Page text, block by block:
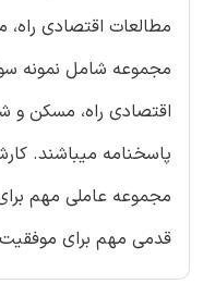
مطالعات اقتصادی
مجموعه شامل نمونه
اقتصادی راه، مسکن و
پاسخنامه میباشند.
مجموعه عاملی مهم
قدمی مهم برای